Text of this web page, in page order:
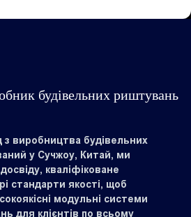
будівельних риштувань
з виробництва будівельних
у Сучжоу, Китай, ми
кваліфіковане
стандарти якості, щоб
модульні системи
для клієнтів по всьому